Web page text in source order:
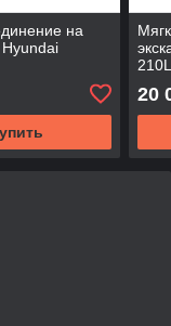
на
Hyundai
20